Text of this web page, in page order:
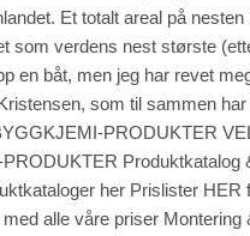
Et totalt areal på
som verdens nest største
en båt, men jeg har revet
som til sammen
PRODUKTER
Produktkatalog
her Prislister HER
alle våre priser Montering